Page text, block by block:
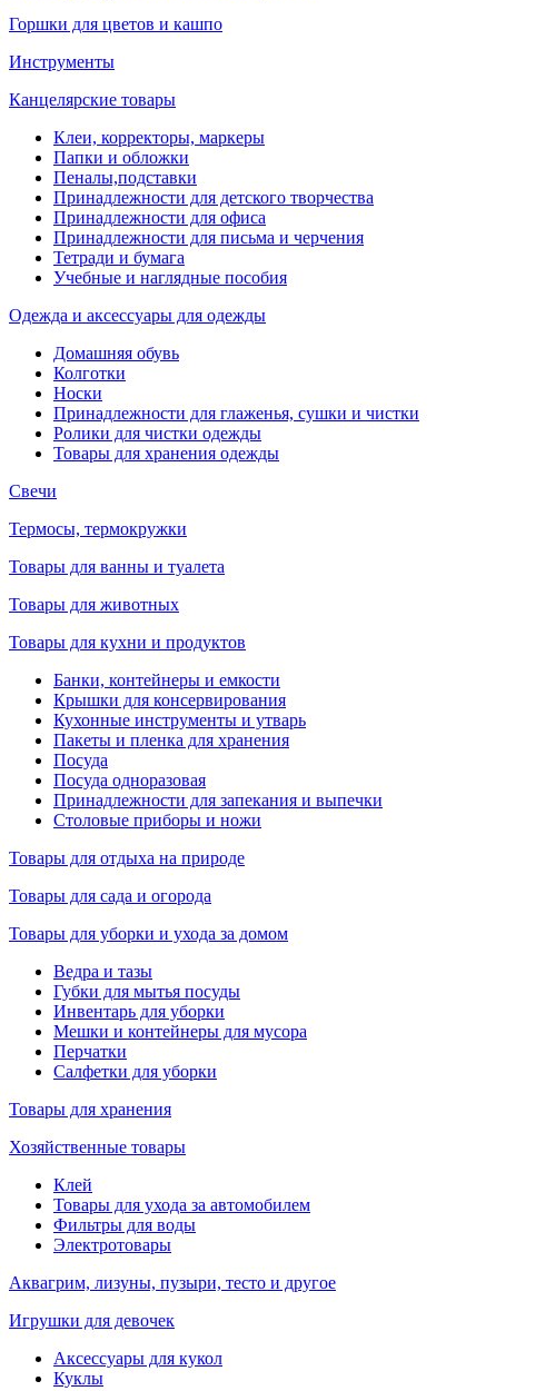
Горшки для цветов и кашпо
Инструменты
Канцелярские товары
Клеи, корректоры, маркеры
Папки и обложки
Пеналы,подставки
Принадлежности для детского творчества
Принадлежности для офиса
Принадлежности для письма и черчения
Тетради и бумага
Учебные и наглядные пособия
Одежда и аксессуары для одежды
Домашняя обувь
Колготки
Носки
Принадлежности для глаженья, сушки и чистки
Ролики для чистки одежды
Товары для хранения одежды
Свечи
Термосы, термокружки
Товары для ванны и туалета
Товары для животных
Товары для кухни и продуктов
Банки, контейнеры и емкости
Крышки для консервирования
Кухонные инструменты и утварь
Пакеты и пленка для хранения
Посуда
Посуда одноразовая
Принадлежности для запекания и выпечки
Столовые приборы и ножи
Товары для отдыха на природе
Товары для сада и огорода
Товары для уборки и ухода за домом
Ведра и тазы
Губки для мытья посуды
Инвентарь для уборки
Мешки и контейнеры для мусора
Перчатки
Салфетки для уборки
Товары для хранения
Хозяйственные товары
Клей
Товары для ухода за автомобилем
Фильтры для воды
Электротовары
Аквагрим, лизуны, пузыри, тесто и другое
Игрушки для девочек
Аксессуары для кукол
Куклы